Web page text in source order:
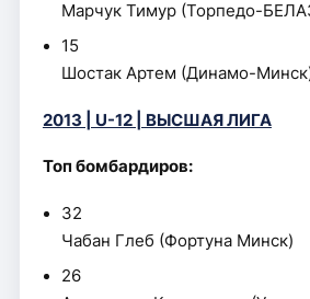
Марчук Тимур (Торпедо-
15
Шостак Артем (Динамо-
2013 | U-12 | ВЫСШАЯ ЛИГА
Топ бомбардиров:
32
Чабан Глеб (Фортуна Минск)
26